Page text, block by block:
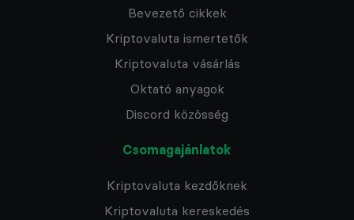
Bevezető cikkek
Kriptovaluta ismertetők
Kriptovaluta vásárlás
Oktató anyagok
Discord közösség
Csomagajánlatok
Kriptovaluta kezdőknek
Kriptovaluta kereskedés